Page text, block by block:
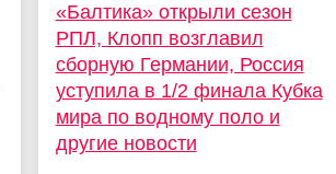
«Балтика» открыли сезон
РПЛ, Клопп возглавил
сборную Германии, Россия
уступила в 1/2 финала Кубка
мира по водному поло и
другие новости